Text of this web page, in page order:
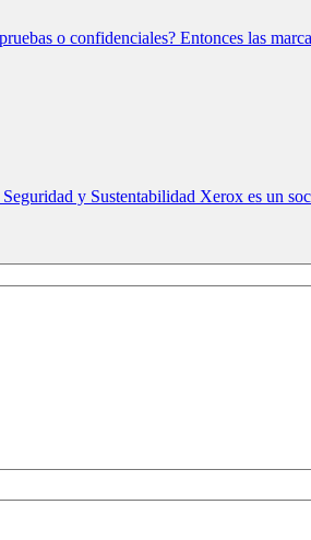
o confidenciales? Entonces las
y Sustentabilidad Xerox es un